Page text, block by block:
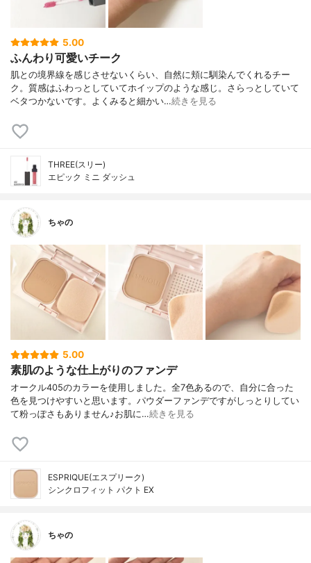
5.00
ふんわり可愛いチーク
肌との境界線を感じさせないくらい、自然に頬に馴染んでくれるチー
ク。質感はふわっとしていてホイップのような感じ。さらっとしていて
ベタつかないです。よくみると細かい…続きを見る
THREE(スリー)
エピック ミニ ダッシュ
ちゃの
5.00
素肌のような仕上がりのファンデ
オークル405のカラーを使用しました。全7色あるので、自分に合った
色を見つけやすいと思います。パウダーファンデですがしっとりしてい
て粉っぽさもありません♪お肌に…続きを見る
ESPRIQUE(エスプリーク)
シンクロフィット パクト EX
ちゃの